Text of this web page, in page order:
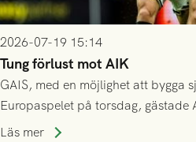
2026-07-19 15:14
Tung förlust mot AIK
GAIS, med en möjlighet att bygga
Europaspelet på torsdag, gästade
Stockholm . Men trots konstant
Läs mer